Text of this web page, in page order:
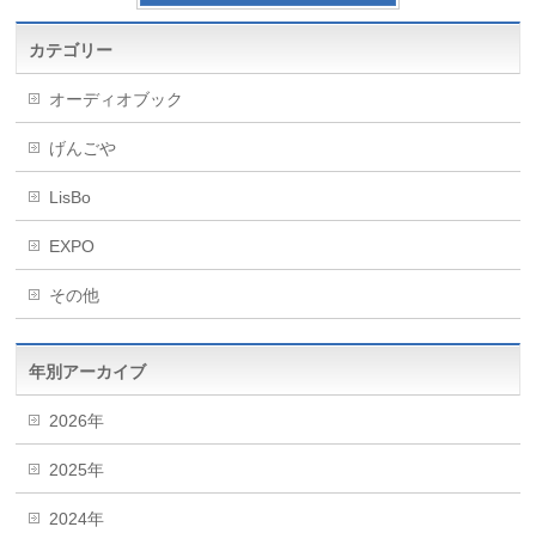
カテゴリー
オーディオブック
げんごや
LisBo
EXPO
その他
年別アーカイブ
2026年
2025年
2024年